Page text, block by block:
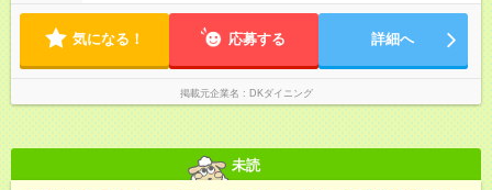
気になる！ 応募する 詳細へ
掲載元企業名 DKダイニング
未読